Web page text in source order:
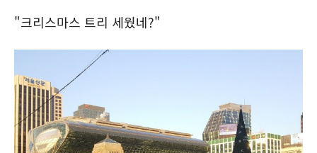
"크리스마스 트리 세웠네?"